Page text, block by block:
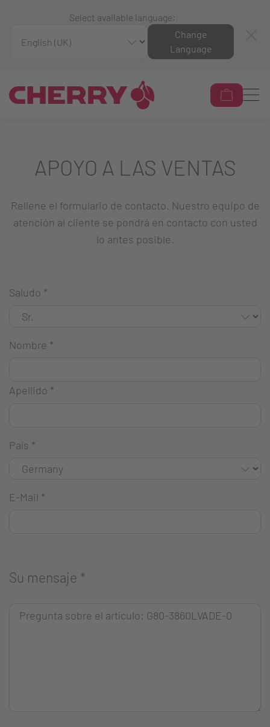
Select available language:
Change
Language
APOYO A LAS VENTAS
Rellene el formulario de contacto. Nuestro equipo de
atención al cliente se pondrá en contacto con usted
lo antes posible.
Saludo *
Nombre *
Apellido *
País *
E-Mail *
Su mensaje *